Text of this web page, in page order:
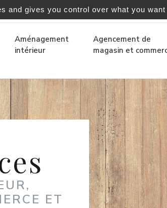
Aménagement
intérieur
Agencement de
magasin et
ET
and gives you control over what you